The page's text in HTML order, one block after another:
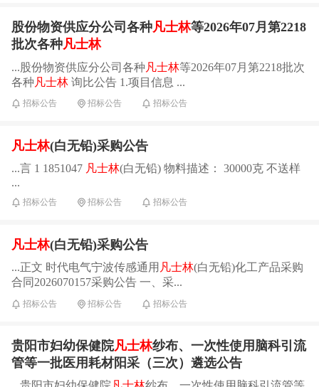
股份物资供应分公司各种凡士林等2026年07月第2218
批次各种凡士林
...股份物资供应分公司各种 凡士林等2026年07月第2218批次
各种 凡士林询比公告 1.项目信息 ...
招标公告 招标公告 招标公告
凡士林(白无铅)采购公告
...言 1 1851047 凡士林(白无铅) 物料描述： 30000克 不送样
...
招标公告 招标公告 招标公告
凡士林(白无铅)采购公告
...正文 时代电气宁波传感通用 凡士林(白无铅)化工产品采购
合同2026070157采购公告 一、采...
招标公告 招标公告 招标公告
贵阳市妇幼保健院凡士林纱布、一次性使用脑科引流
管等一批医用耗材阳采（三次）遴选公告